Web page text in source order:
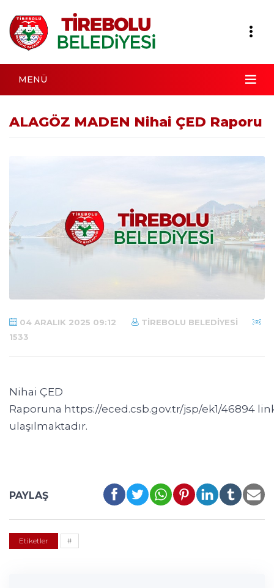
MENÜ
ALAGÖZ MADEN Nihai ÇED Raporu
04 ARALIK 2025 09:12
TIREBOLU BELEDIYESI
1533
Nihai ÇED
Raporuna https://eced.csb.gov.tr/jsp/ek1/46894
ulaşılmaktadır.
PAYLAŞ
Etiketler #